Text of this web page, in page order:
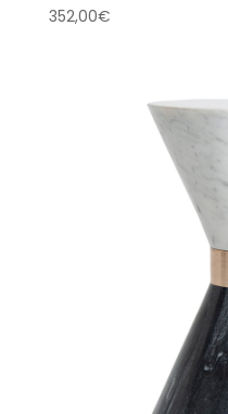
352,00€